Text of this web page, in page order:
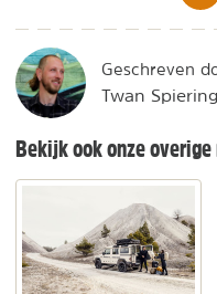
Geschreven
Twan
Bekijk ook onze